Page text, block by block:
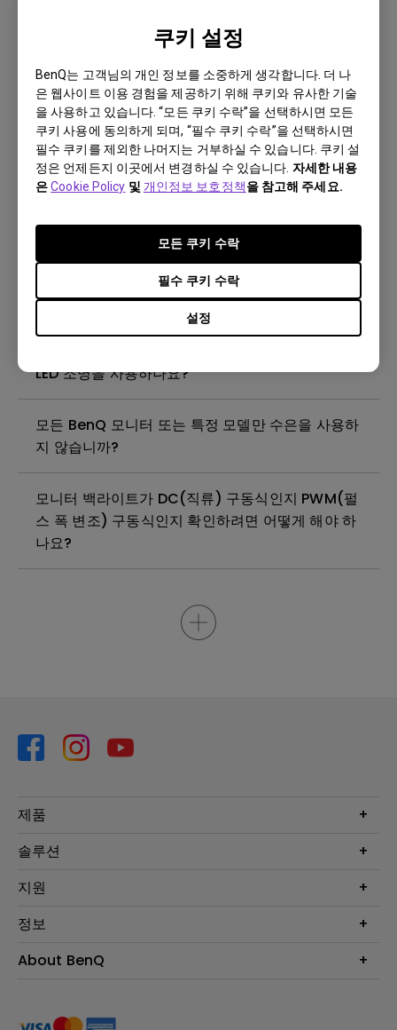
쿠키 설정
BenQ는 고객님의 개인 정보를 소중하게 생각합니다. 더 나
은 웹사이트 이용 경험을 제공하기 위해 쿠키와 유사한 기술
을 사용하고 있습니다. “모든 쿠키 수락”을 선택하시면 모든
쿠키 사용에 동의하게 되며, “필수 쿠키 수락”을 선택하시면
필수 쿠키를 제외한 나머지는 거부하실 수 있습니다. 쿠키 설
정은 언제든지 이곳에서 변경하실 수 있습니다. 자세한 내용
은Cookie Policy 및 개인정보 보호정책을 참고해 주세요.
설정
필수 쿠키 수락
모든 쿠키 수락
모니터에 깜박임이 발생하는 이유는 무엇인가요?
벤큐 모니터를 청소, 소독 및 살균하는 가장 좋은 방
법은 무엇인가요?
벤큐 모니터를 사용하려면 Windows에 WHQL
(Windows Hardware Quality Labs) 드라이버를
설치해야 하나요? WHQL 드라이버의 업데이트 버
전이 있나요?
LED 조명을 사용하나요?
모든 BenQ 모니터 또는 특정 모델만 수은을 사용하
지 않습니까?
모니터 백라이트가 DC(직류) 구동식인지 PWM(펄
스 폭 변조) 구동식인지 확인하려면 어떻게 해야 하
나요?
제품
프로젝터
조명
솔루션
Eye-Care 모니터
e스포츠
비즈니스 디스플레이
지원
문의
서비스센터
정보
프로젝터 거리계산기
About BenQ
사회적 책임